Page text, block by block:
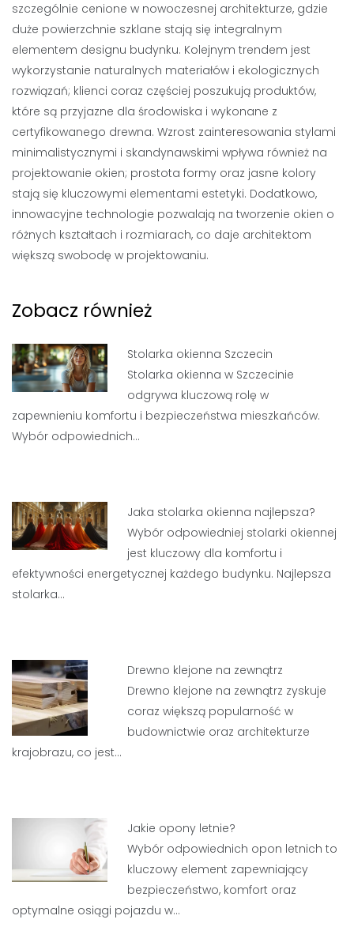
szczególnie cenione w nowoczesnej architekturze, gdzie
duże powierzchnie szklane stają się integralnym
elementem designu budynku. Kolejnym trendem jest
wykorzystanie naturalnych materiałów i ekologicznych
rozwiązań; klienci coraz częściej poszukują produktów,
które są przyjazne dla środowiska i wykonane z
certyfikowanego drewna. Wzrost zainteresowania stylami
minimalistycznymi i skandynawskimi wpływa również na
projektowanie okien; prostota formy oraz jasne kolory
stają się kluczowymi elementami estetyki. Dodatkowo,
innowacyjne technologie pozwalają na tworzenie okien o
różnych kształtach i rozmiarach, co daje architektom
większą swobodę w projektowaniu.
Zobacz również
Stolarka okienna Szczecin
Stolarka okienna w Szczecinie
odgrywa kluczową rolę w
zapewnieniu komfortu i bezpieczeństwa mieszkańców.
Wybór odpowiednich…
Jaka stolarka okienna najlepsza?
Wybór odpowiedniej stolarki okiennej
jest kluczowy dla komfortu i
efektywności energetycznej każdego budynku. Najlepsza
stolarka…
Drewno klejone na zewnątrz
Drewno klejone na zewnątrz zyskuje
coraz większą popularność w
budownictwie oraz architekturze
krajobrazu, co jest…
Jakie opony letnie?
Wybór odpowiednich opon letnich to
kluczowy element zapewniający
bezpieczeństwo, komfort oraz
optymalne osiągi pojazdu w…